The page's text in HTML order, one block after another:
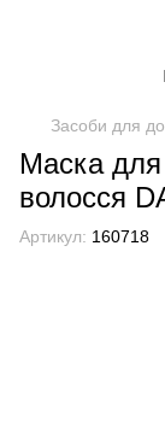
Засоби для
Маска для
волосся
Артикул: 160718